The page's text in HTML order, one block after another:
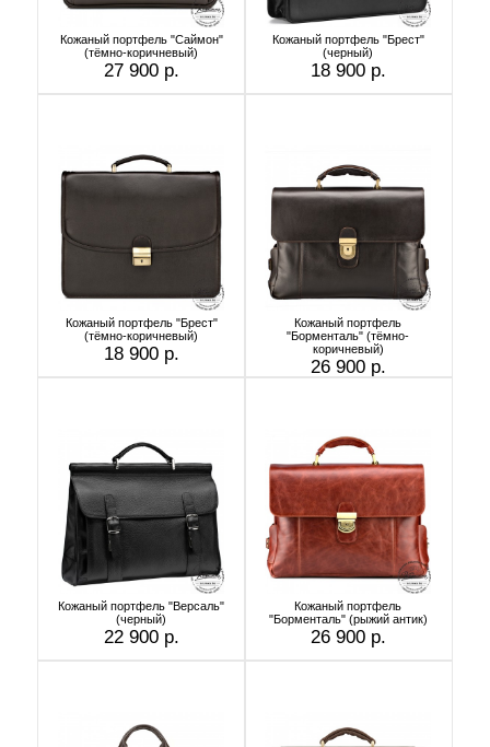
Кожаный портфель "Саймон"
(тёмно-коричневый)
27 900 р.
Кожаный портфель "Брест"
(черный)
18 900 р.
Кожаный портфель "Брест"
(тёмно-коричневый)
18 900 р.
Кожаный портфель
"Борменталь" (тёмно-
коричневый)
26 900 р.
Кожаный портфель "Версаль"
(черный)
22 900 р.
Кожаный портфель
"Борменталь" (рыжий антик)
26 900 р.